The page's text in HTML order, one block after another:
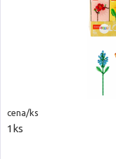
cena/ks
1ks